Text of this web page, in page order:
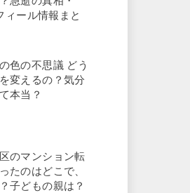
ィール情報まと
色の不思議 どう
変えるの？気分
本当？
のマンション転
たのはどこで、
子どもの親は？